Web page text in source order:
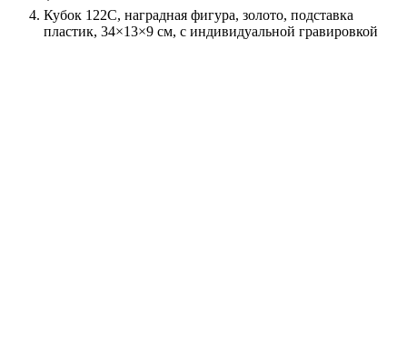
Кубок 122C, наградная фигура, золото, подставка
пластик, 34×13×9 см, с индивидуальной гравировкой